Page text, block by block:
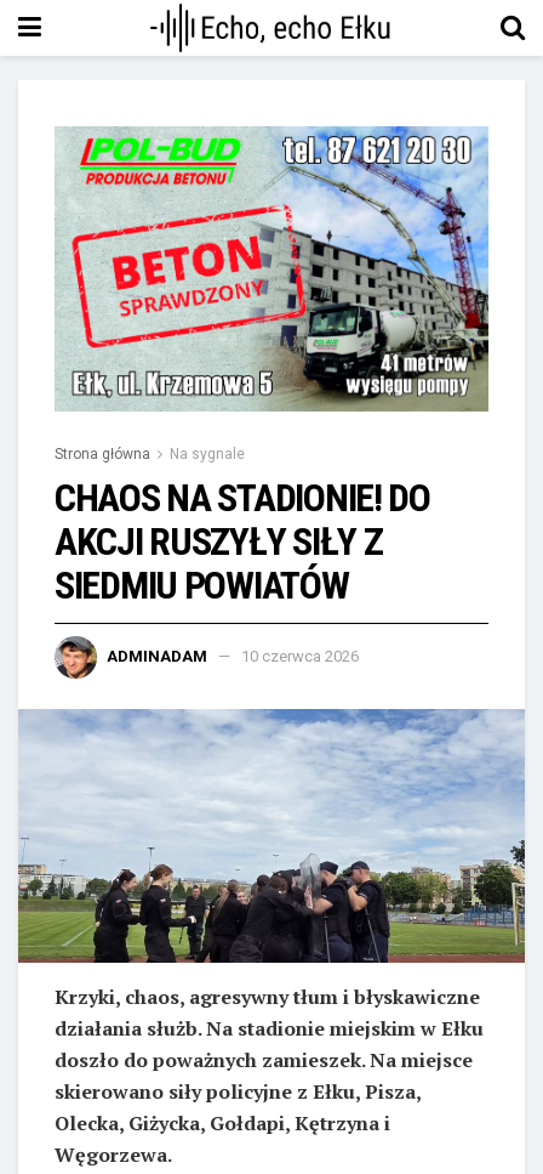
Strona główna Na sygnale
CHAOS NA STADIONIE! DO
AKCJI RUSZYŁY SIŁY Z
SIEDMIU POWIATÓW
ADMINADAM 10 czerwca 2026
Krzyki, chaos, agresywny tłum i błyskawiczne
działania służb. Na stadionie miejskim w Ełku
doszło do poważnych zamieszek. Na miejsce
skierowano siły policyjne z Ełku, Pisza,
Olecka, Giżycka, Gołdapi, Kętrzyna i
Węgorzewa.